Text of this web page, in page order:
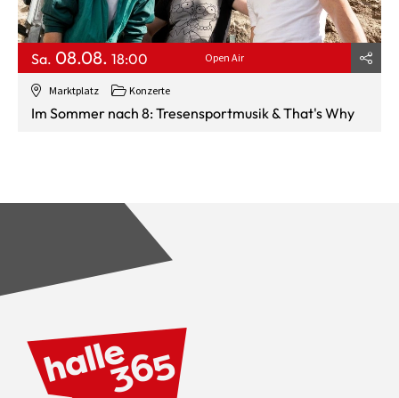
Marktplatz Konzerte
Sa. 08.08. 18:00 Open Air
Im Sommer nach 8: Tresensportmusik & That's Why